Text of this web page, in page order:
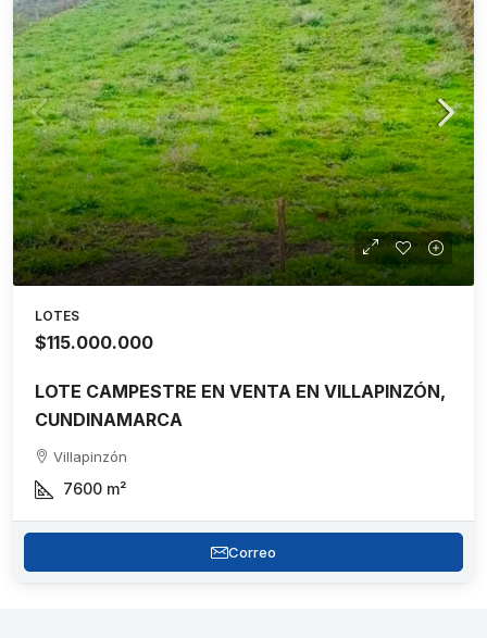
LOTES
$115.000.000
LOTE CAMPESTRE EN VENTA EN VILLAPINZÓN,
CUNDINAMARCA
Villapinzón
7600 m²
Correo